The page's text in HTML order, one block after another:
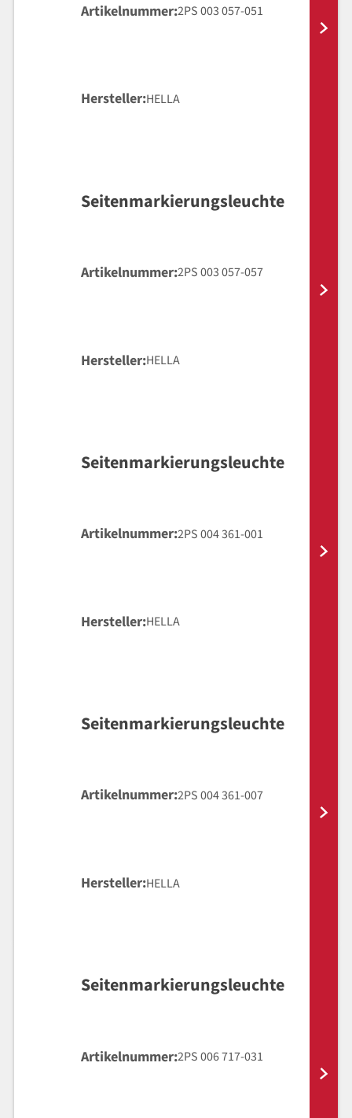
Artikelnummer 2PS 003 057-051
Hersteller HELLA
Seitenmarkierungsleuchte
Artikelnummer 2PS 003 057-057
Hersteller HELLA
Seitenmarkierungsleuchte
Artikelnummer 2PS 004 361-001
Hersteller HELLA
Seitenmarkierungsleuchte
Artikelnummer 2PS 004 361-007
Hersteller HELLA
Seitenmarkierungsleuchte
Artikelnummer 2PS 006 717-031